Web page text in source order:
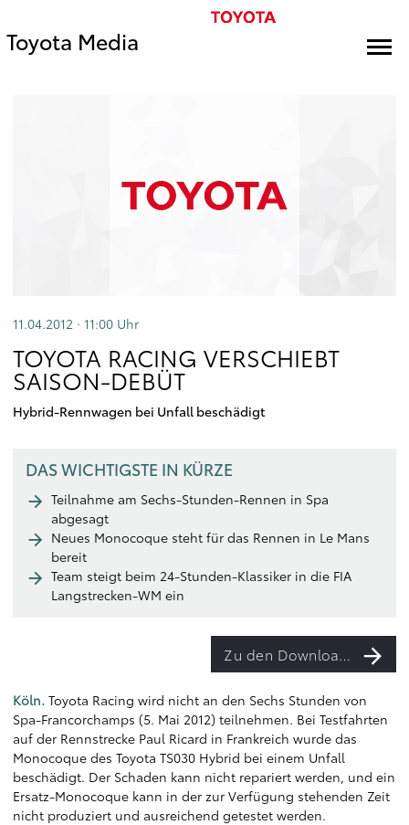
Toyota Media
11.04.2012 · 11:00 Uhr
TOYOTA RACING VERSCHIEBT
SAISON-DEBÜT
Hybrid-Rennwagen bei Unfall beschädigt
DAS WICHTIGSTE IN KÜRZE
Teilnahme am Sechs-Stunden-Rennen in Spa
abgesagt
Neues Monocoque steht für das Rennen in Le Mans
bereit
Team steigt beim 24-Stunden-Klassiker in die FIA
Langstrecken-WM ein
Zu den Downloads
Köln. Toyota Racing wird nicht an den Sechs Stunden von
Spa-Francorchamps (5. Mai 2012) teilnehmen. Bei Testfahrten
auf der Rennstrecke Paul Ricard in Frankreich wurde das
Monocoque des Toyota TS030 Hybrid bei einem Unfall
beschädigt. Der Schaden kann nicht repariert werden, und ein
Ersatz-Monocoque kann in der zur Verfügung stehenden Zeit
nicht produziert und ausreichend getestet werden.